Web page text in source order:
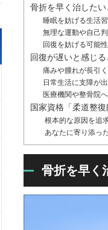
骨折を早く治した
睡眠を妨げる生活
無理な運動や自己
回復を妨げる可能
回復が遅いと感じ
痛みや腫れが長引
日常生活に支障が
医療機関や整骨院
国家資格「柔道整
根本的な原因を追
あなたに寄り添っ
骨折を早く